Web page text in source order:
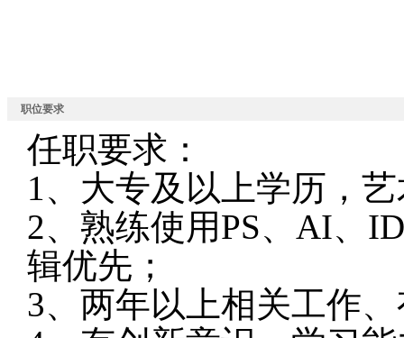
职位要求
任职要求：
1、大专及以上学历，
2、熟练使用PS、AI、
辑优先；
3、两年以上相关工作